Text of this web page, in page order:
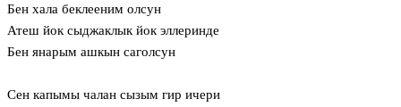
Бен хала беклееним олсун
Атеш йок сыджаклык йок эллеринде
Бен янарым ашкын саголсун
Сен капымы чалан сызым гир ичери